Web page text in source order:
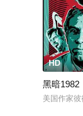
HD
黑暗1982
美国作家